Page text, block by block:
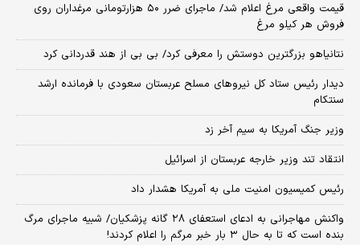
قیمت واقعی مرغ اعلام شد/ ماجرای ضرر ۵۰ هزارتومانی مرغداران روی
فروش هر کیلو مرغ
نتانیاهو بزرگترین دوستش را معرفی کرد/ بی بی از هند قدردانی کرد
دیدار رئیس ستاد کل نیروهای مسلح عربستان سعودی با فرمانده ارشد
سنتکام
وزیر جنگ آمریکا به سیم آخر زد
انتقاد تند وزیر خارجه عربستان از اسرائیل
رئیس کمیسیون امنیت ملی به آمریکا هشدار داد
واکنش مهاجرانی به ادعای استعفای ۲۸ گانه پزشکیان/ شبیه ماجرای مرگ
بنده است که تا به حال ۳ بار خبر مرگم را اعلام کردند!